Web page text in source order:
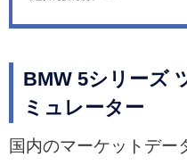
BMW 5シリーズ
ミュレーター
国内のマーケットデー